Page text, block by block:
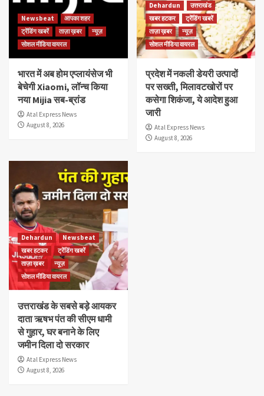
Newsbeat
आपका शहर
ट्रेंडिंग खबरें
ताज़ा ख़बर
न्यूज़
सोशल मीडिया वायरल
भारत में अब होम एप्लायंसेज भी
बेचेगी Xiaomi, लॉन्च किया
नया Mijia सब-ब्रांड
Atal Express News
August 8, 2026
Dehardun
उत्तराखंड
खबर हटकर
ट्रेंडिंग खबरें
ताज़ा ख़बर
न्यूज़
सोशल मीडिया वायरल
प्रदेश में नकली डेयरी उत्पादों
पर सख्ती, मिलावटखोरों पर
कसेगा शिकंजा, ये आदेश हुआ
जारी
Atal Express News
August 8, 2026
Dehardun
Newsbeat
खबर हटकर
ट्रेंडिंग खबरें
ताज़ा ख़बर
न्यूज़
सोशल मीडिया वायरल
उत्तराखंड के सबसे बड़े आयकर
दाता ऋषभ पंत की सीएम धामी
से गुहार, घर बनाने के लिए
जमीन दिला दो सरकार
Atal Express News
August 8, 2026